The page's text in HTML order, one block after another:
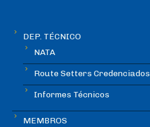
DEP. TÉCNICO
NATA
Route Setters Credenciados
Informes Técnicos
MEMBROS